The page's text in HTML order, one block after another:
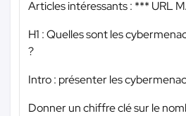
Articles intéressants : *** URL
H1 : Quelles sont les
?
Intro : présenter les
Donner un chiffre clé sur le